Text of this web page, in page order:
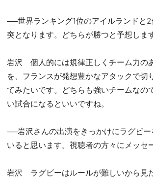
──世界ランキング1位のアイルランドと
突となります。どちらが勝つと予想しま
岩沢 個人的には規律正しくチーム力の
を、フランスが発想豊かなアタックで切
てみたいです。どちらも強いチームなの
い試合になるといいですね。
──岩沢さんの出演をきっかけにラグビー
いると思います。視聴者の方々にメッセ
岩沢 ラグビーはルールが難しいから見